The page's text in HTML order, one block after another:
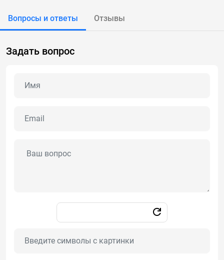
Вопросы и ответы Отзывы
Задать вопрос